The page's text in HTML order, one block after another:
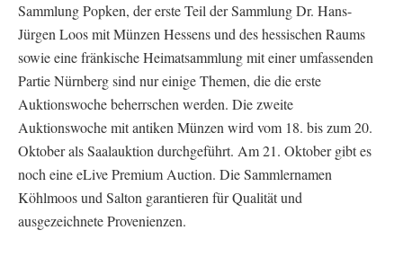
Sammlung Popken, der erste Teil der Sammlung Dr. Hans-
Jürgen Loos mit Münzen Hessens und des hessischen Raums
sowie eine fränkische Heimatsammlung mit einer umfassenden
Partie Nürnberg sind nur einige Themen, die die erste
Auktionswoche beherrschen werden. Die zweite
Auktionswoche mit antiken Münzen wird vom 18. bis zum 20.
Oktober als Saalauktion durchgeführt. Am 21. Oktober gibt es
noch eine eLive Premium Auction. Die Sammlernamen
Köhlmoos und Salton garantieren für Qualität und
ausgezeichnete Provenienzen.